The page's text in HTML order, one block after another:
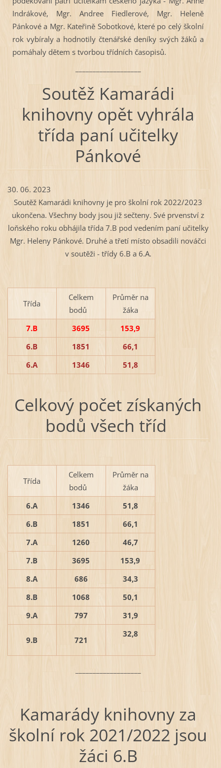
Indrákové, Mgr. Andree Fiedlerové, Mgr. Heleně
Pánkové a Mgr. Kateřině Sobotkové, které po celý školní
rok vybíraly a hodnotily čtenářské deníky svých žáků a
pomáhaly dětem s tvorbou třídních časopisů.
Soutěž Kamarádi
knihovny opět vyhrála
třída paní učitelky
Pánkové
30. 06. 2023
Soutěž Kamarádi knihovny je pro školní rok 2022/2023
ukončena. Všechny body jsou již sečteny. Své prvenství z
loňského roku obhájila třída 7.B pod vedením paní učitelky
Mgr. Heleny Pánkové. Druhé a třetí místo obsadili nováčci
v soutěži - třídy 6.B a 6.A.
Třída
Celkem
bodů
Průměr na
žáka
7.B
3695
153,9
6.B
1851
66,1
6.A
1346 51,8
Celkový počet získaných
bodů všech tříd
Třída
Celkem
bodů
Průměr na
žáka
6.A
1346
51,8
6.B
1851
66,1
7.A
1260
46,7
7.B
3695
153,9
8.A
686
34,3
8.B
1068
50,1
9.A
797 31,9
9.B 721
32,8
Kamarády knihovny za
školní rok 2021/2022 jsou
žáci 6.B